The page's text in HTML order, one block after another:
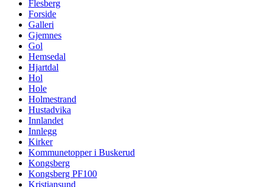
Flesberg
Forside
Galleri
Gjemnes
Gol
Hemsedal
Hjartdal
Hol
Hole
Holmestrand
Hustadvika
Innlandet
Innlegg
Kirker
Kommunetopper i Buskerud
Kongsberg
Kongsberg PF100
Kristiansund